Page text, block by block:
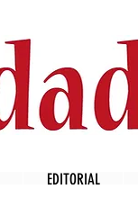
EDITORIAL